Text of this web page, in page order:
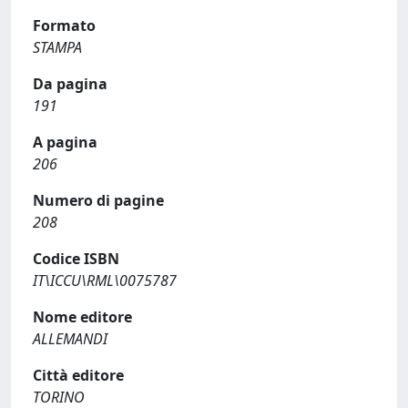
Formato
STAMPA
Da pagina
191
A pagina
206
Numero di pagine
208
Codice ISBN
IT\ICCU\RML\0075787
Nome editore
ALLEMANDI
Città editore
TORINO